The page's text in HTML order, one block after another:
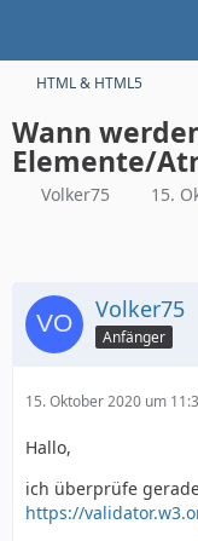
HTML & HTML5
Wann
Elemente/
Volker75 15.
Volker75
Anfänger
15. Oktober 2020 um
Hallo,
ich überprüfe
https://